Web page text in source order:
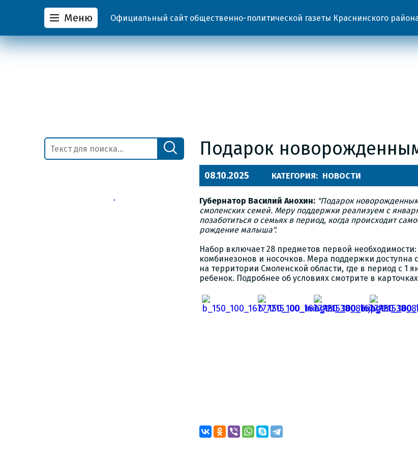
Меню Официальный сайт общественно-политической газеты Краснинского
Подарок
08.10.2025 КАТЕГОРИЯ: НОВОСТИ
Губернатор Василий Анохин: "Подарок
смоленских семей. Меру поддержки реализуем с
позаботиться о семьях в период, когда происходит
рождение малыша".
Набор включает 28 предметов первой необходимости:
комбинезонов и носочков. Мера поддержки доступна
на территории Смоленской области, где в период с 1
ребенок. Подробнее об условиях смотрите в